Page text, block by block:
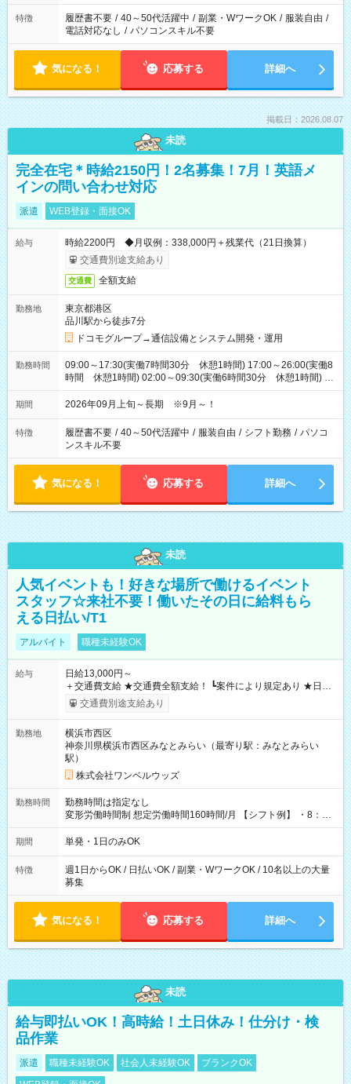
特徴 履歴書不要 / 40～50代活躍中 / 副業・WワークOK / 服装自由 /
電話対応なし / パソコンスキル不要
気になる！ 応募する 詳細へ
掲載日：2026.08.07
未読
完全在宅＊時給2150円！2名募集！7月！英語メ
インの問い合わせ対応
派遣 WEB登録・面接OK
給与
時給2200円 ◆月収例：338,000円＋残業代（21日換算）
交通費別途支給あり
交通費 全額支給
勤務地
東京都港区
品川駅から徒歩7分
ドコモグループ→通信設備とシステム開発・運用
勤務時間
09:00～17:30(実働7時間30分 休憩1時間) 17:00～26:00(実働8
時間 休憩1時間) 02:00～09:30(実働6時間30分 休憩1時間) ※
日勤は就業時間1/夜勤は就業時間2.3を連続で行って頂きます
期間 2026年09月上旬～長期 ※9月～！
特徴 履歴書不要 / 40～50代活躍中 / 服装自由 / シフト勤務 / パソコ
ンスキル不要
気になる！ 応募する 詳細へ
未読
人気イベントも！好きな場所で働けるイベント
スタッフ☆来社不要！働いたその日に給料もら
える日払い/T1
アルバイト 職種未経験OK
給与
日給13,000円～
＋交通費支給 ★交通費全額支給！ ┗案件により規定あり ★日払
いOK！（規定あり） ┗働いたその日に現金GET♪ お仕事後はコ
ンビニATMから 日払い分を引き落とせます！ 【試用期間】試
交通費別途支給あり
勤務地
横浜市西区
神奈川県横浜市西区みなとみらい（最寄り駅：みなとみらい
駅）
株式会社ワンベルウッズ
勤務時間
勤務時間は指定なし
変形労働時間制 想定労働時間160時間/月 【シフト例】 ・8：00
～21：00
期間 単発・1日のみOK
特徴
週1日からOK / 日払いOK / 副業・WワークOK / 10名以上の大量
募集
気になる！ 応募する 詳細へ
未読
給与即払いOK！高時給！土日休み！仕分け・検
品作業
派遣 職種未経験OK 社会人未経験OK
ブランクOK